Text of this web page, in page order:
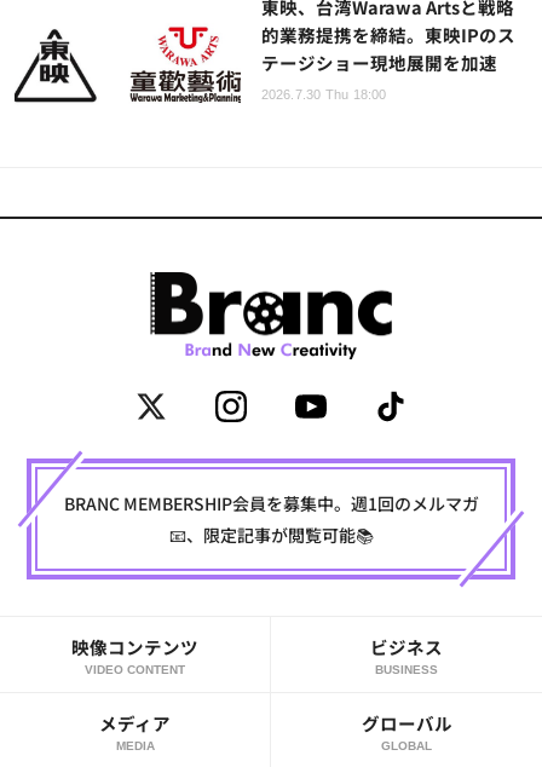
東映、台湾Warawa Artsと戦略
的業務提携を締結。東映IPのス
テージショー現地展開を加速
2026.7.30 Thu 18:00
BRANC MEMBERSHIP会員を募集中。週1回のメルマガ
📧、限定記事が閲覧可能📚
映像コンテンツ
VIDEO CONTENT
ビジネス
BUSINESS
メディア
MEDIA
グローバル
GLOBAL